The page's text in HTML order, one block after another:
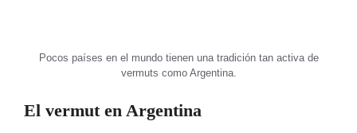
Pocos países en el mundo tienen una tradición tan activa de
vermuts como Argentina.
El vermut en Argentina